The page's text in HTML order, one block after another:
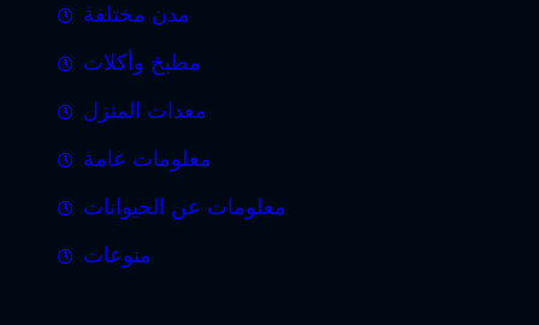
مدن مختلفة
مطبخ وأكلات
معدات المنزل
معلومات عامة
معلومات عن الحيوانات
منوعات